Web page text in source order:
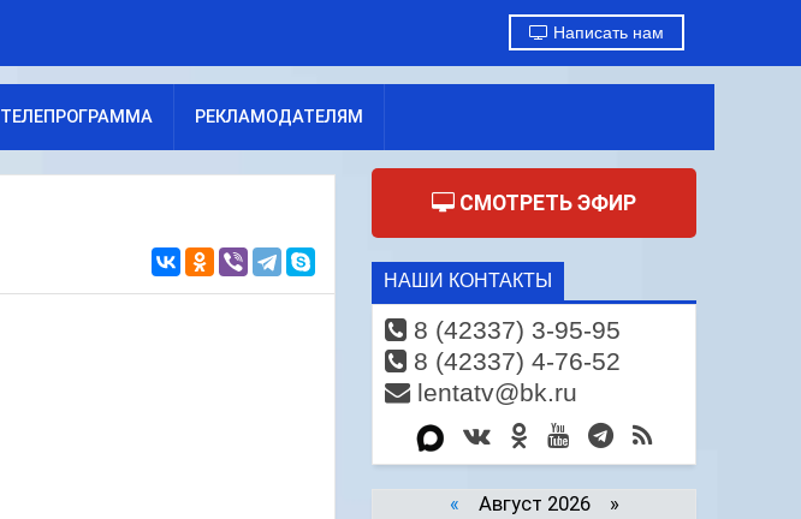
Написать нам
ТЕЛЕПРОГРАММА РЕКЛАМОДАТЕЛЯМ
СМОТРЕТЬ ЭФИР
НАШИ КОНТАКТЫ
8 (42337) 3-95-95
8 (42337) 4-76-52
lentatv@bk.ru
« Август 2026 »